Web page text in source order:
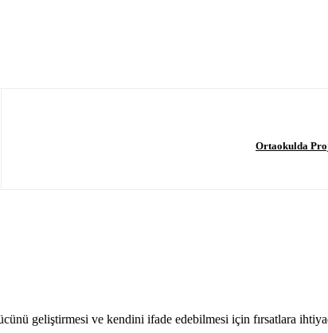
Ortaokulda
geliştirmesi ve kendini ifade edebilmesi için fırsatlara